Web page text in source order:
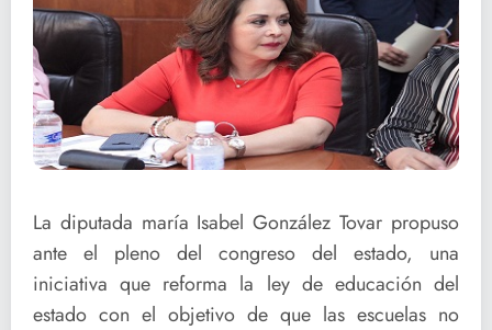
La diputada maría Isabel González Tovar propuso
ante el pleno del congreso del estado, una
iniciativa que reforma la ley de educación del
estado con el objetivo de que las escuelas no